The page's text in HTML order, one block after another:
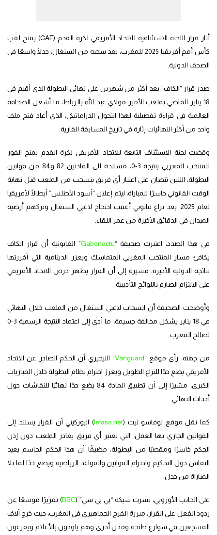
أثار قرار اللجنة الاستئنافية للاتحاد الأفريقي لكرة القدم (CAF) بمنح لقب
كأس أمم أفريقيا 2025 للمغرب، بعد سحبه من السنغال، جدلًا واسعًا في
الصحف الدولية.
صدر قرار “الكاف” بعد أكثر من شهرين على نهائي البطولة الذي أقيم في
18 يناير الماضي بملعب الأمير مولاي عبد الله بالرباط، ما أشعل الصحافة
العالمية في قراءة تفصيلية لهذا التحول الدراماتيكي، الذي أعاد فتح ملف
واحد من أكثر النهائيات إثارة في تاريخ المسابقة القارية.
وقضت لجنة الاستئناف التابعة للاتحاد الأفريقي لكرة القدم بمنح الفوز
للمنتخب المغربي بنتيجة 3-0، مستندة إلى المادتين 82 و84 من قوانين
البطولة، اللتين تنصان على اعتبار أي فريق ينسحب من الملعب قبل نهاية
الوقت القانوني خاسرًا للمباراة، ليتم إعلان “أسود الأطلس” أبطالًا لأفريقيا
لعام 2025، بعد نزاع قانوني أعقب احتجاج لاعبي السنغال وتركهم أرضية
الميدان في الدقائق الأخيرة من عمر اللقاء.
في هذا الصدد، اعتبرت صحيفة “Gabonactu” الغابونية أن قرار الكاف
يكافئ مسار المنتخب المغربي المتماسك ويعزز الدينامية التي أفرزتها
نتائجه الدولية الأخيرة، مشيرة إلى أن القرار يظهر حرص الاتحاد الأفريقي
على الالتزام الصارم باللوائح التأديبية.
وأوضحت الصحيفة أن انسحاب لاعبي السنغال من الملعب خلال النهائي
في 18 يناير يشكل مخالفة جسيمة، ما أدى إلى اعتماد النتيجة الرسمية 3-0
لصالح المغرب.
من جهته، رأى موقع“Vanguard”
النيجيري أن الحكم الصادر عن الاتحاد
الأفريقي يضع حدًا للنزاع الطويل ويعزز احترام نظام البطولة خلال المباريات
الكبرى، مشيرًا إلى أن تطبيق المادة 84 يضع حدًا نهائيًا للنقاشات حول
أحداث النهائي.
كما نقل موقع لوفاسو نيت (lefaso.net) البوركيني أن القرار يستند إلى
القوانين الجاري بها العمل، التي تعتبر أي فريق يغادر الملعب دون إذن
الحكم خاسرًا ومقصيًا من البطولة، مضيفًا أن هذا الحكم الحاسم يعيد
النقاش حول التحكيم واحترام القوانين والقواعد الرياضية ويضع حدًا لما تلا
المباراة من جدل.
على الجانب الأوروبي، نشرت شبكة “بي بي سي” (BBC) تقريرًا موسعًا عن
ردود الفعل على القرار، مبرزة الفرح الجماهيري في المغرب، حيث خرج آلاف
المشجعين في شوارع طنجة ومدن أخرى وهم يلوحون بالأعلام ويقرعون